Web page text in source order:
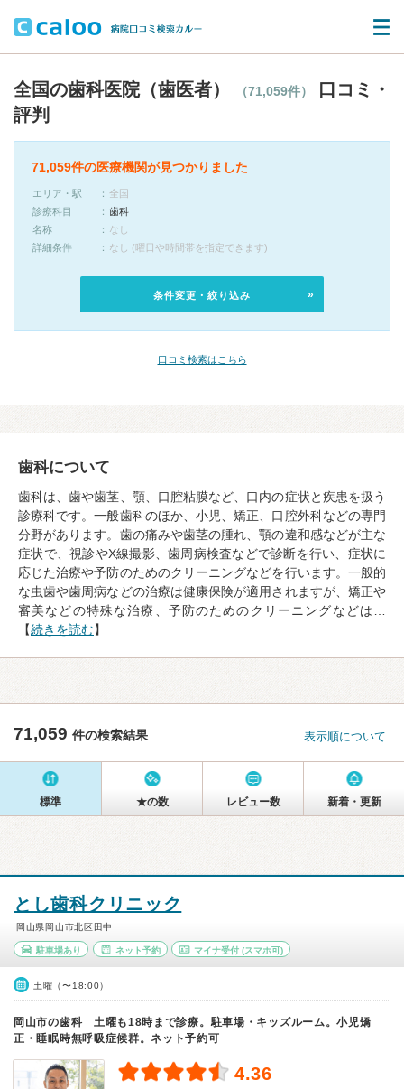
全国の歯科医院（歯医者） （71,059件）
口コミ・
評判
71,059件の医療機関が見つかりました
エリア・駅
全国
診療科目
歯科
名称
なし
詳細条件
なし (曜日や時間帯を指定できます)
条件変更・絞り込み
口コミ検索はこちら
歯科について
歯科は、歯や歯茎、顎、口腔粘膜など、口内の症状と疾患を扱う
診療科です。一般歯科のほか、小児、矯正、口腔外科などの専門
分野があります。歯の痛みや歯茎の腫れ、顎の違和感などが主な
症状で、視診やX線撮影、歯周病検査などで診断を行い、症状に
応じた治療や予防のためのクリーニングなどを行います。一般的
な虫歯や歯周病などの治療は健康保険が適用されますが、矯正や
審美などの特殊な治療、予防のためのクリーニングなどは…
【続きを読む】
71,059 件の検索結果 表示順について
標準 ★の数 レビュー数 新着・更新
とし歯科クリニック
岡山県岡山市北区田中
駐車場あり ネット予約 マイナ受付 (スマホ可)
土曜（〜18:00）
岡山市の歯科 土曜も18時まで診療。駐車場・キッズルーム。小児矯
正・睡眠時無呼吸症候群。ネット予約可
4.36